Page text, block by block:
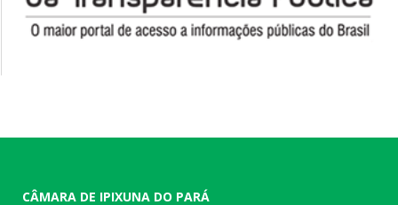
CÂMARA DE IPIXUNA DO PARÁ